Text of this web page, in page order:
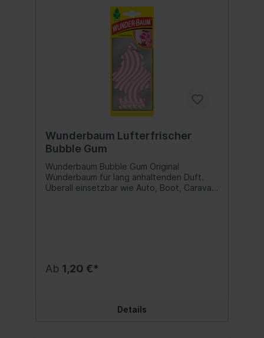
Wunderbaum Lufterfrischer
Bubble Gum
Wunderbaum Bubble Gum Original
Wunderbaum für lang anhaltenden Duft.
Überall einsetzbar wie Auto, Boot, Caravan
Ab 1,20 €*
Details